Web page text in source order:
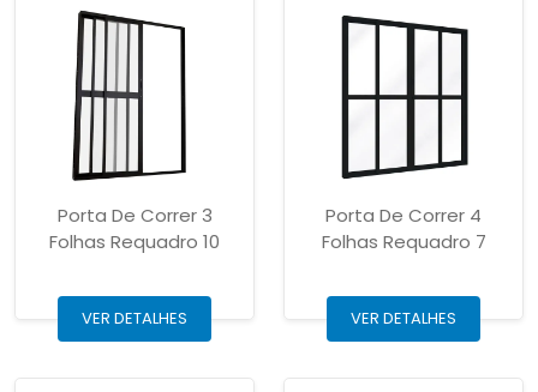
Porta De Correr 3
Folhas Requadro 10
VER DETALHES
Porta De Correr 4
Folhas Requadro 7
VER DETALHES